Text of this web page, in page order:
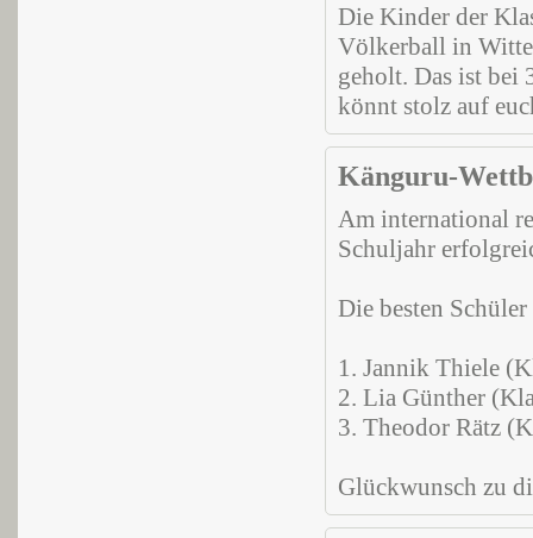
Die Kinder der
Völkerball in
geholt. Das ist bei
könnt stolz auf
Känguru-
Am international
Schuljahr
Die besten
1. Jannik Thiele
2. Lia Günther
3. Theodor Rätz
Glückwunsch zu